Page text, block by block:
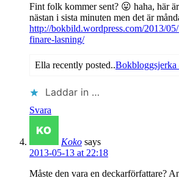
Fint folk kommer sent? 😛 haha, här
nästan i sista minuten men det är
http://bokbild.wordpress.com/2013/
finare-lasning/
Ella recently posted..Bokbloggsjerka
Laddar in …
Svara
Koko says
2013-05-13 at 22:18
Måste den vara en deckarförfattare?